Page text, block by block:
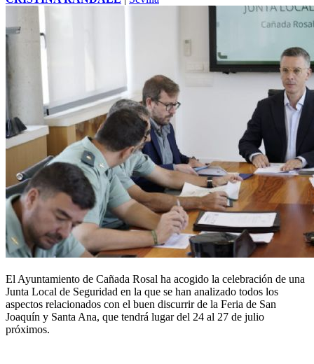
El Ayuntamiento de Cañada Rosal ha acogido la celebración de una
Junta Local de Seguridad en la que se han analizado todos los
aspectos relacionados con el buen discurrir de la Feria de San
Joaquín y Santa Ana, que tendrá lugar del 24 al 27 de julio
próximos.